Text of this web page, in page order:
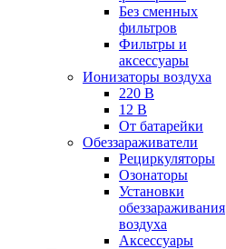
Без сменных
фильтров
Фильтры и
аксессуары
Ионизаторы воздуха
220 В
12 В
От батарейки
Обеззараживатели
Рециркуляторы
Озонаторы
Установки
обеззараживания
воздуха
Аксессуары